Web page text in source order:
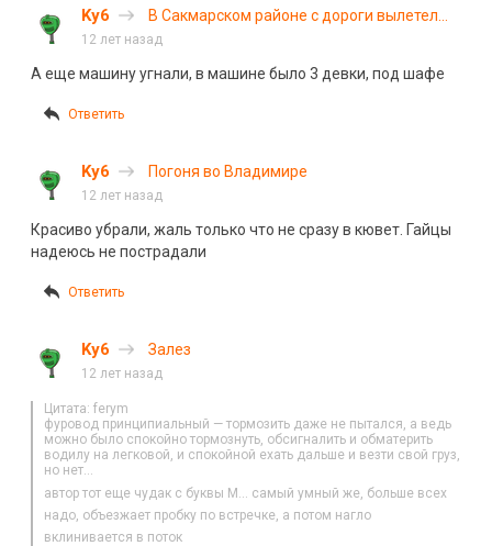
Ky6
В Сакмарском районе с дороги вылетел
Фольксваген
12 лет назад
А еще машину угнали, в машине было 3 девки, под шафе
Ответить
Ky6 Погоня во Владимире
12 лет назад
Красиво убрали, жаль только что не сразу в кювет. Гайцы
надеюсь не пострадали
Ответить
Ky6 Залез
12 лет назад
Цитата: ferym
фуровод принципиальный — тормозить даже не пытался, а ведь
можно было спокойно тормознуть, обсигналить и обматерить
водилу на легковой, и спокойной ехать дальше и везти свой груз,
но нет…
автор тот еще чудак с буквы М… самый умный же, больше всех
надо, объезжает пробку по встречке, а потом нагло
вклинивается в поток